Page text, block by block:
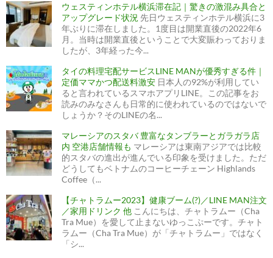
ウェスティンホテル横浜滞在記｜驚きの激混み具合と
アップグレード状況 先日ウェスティンホテル横浜に3
年ぶりに滞在しました。1度目は開業直後の2022年6
月。当時は開業直後ということで大変賑わっておりま
したが、3年経った今...
タイの料理宅配サービスLINE MANが優秀すぎる件｜
定価ママかつ配送料激安 日本人の92%が利用してい
ると言われているスマホアプリLINE。この記事をお
読みのみなさんも日常的に使われているのではないで
しょうか？そのLINEの名...
マレーシアのスタバ 豊富なタンブラーとガラガラ店
内 空港店舗情報も マレーシアは東南アジアでは比較
的スタバの進出が進んでいる印象を受けました。ただ
どうしてもベトナムのコーヒーチェーン Highlands
Coffee（...
【チャトラムー2023】健康ブーム(?)／LINE MAN注文
／家用ドリンク 他 こんにちは、チャトラムー（Cha
Tra Mue）を愛して止まないゆっこぷーです。チャト
ラムー（Cha Tra Mue）が「チャトラムー」ではなく
「シ...